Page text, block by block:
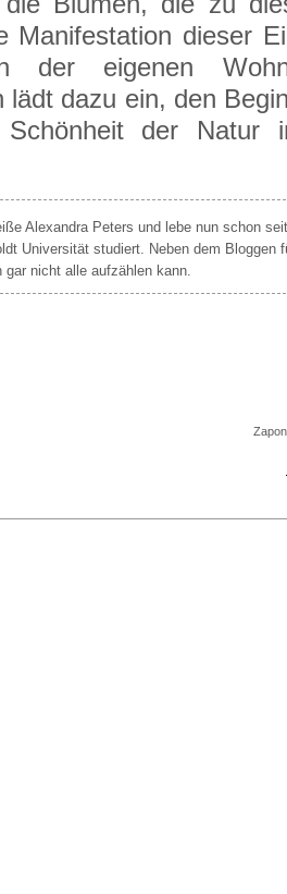
Manifestation dieser
der eigenen
lädt dazu ein, den
der Natur
Alexandra Peters und lebe nun schon
Universität studiert. Neben dem Bloggen
gar nicht alle aufzählen kann.